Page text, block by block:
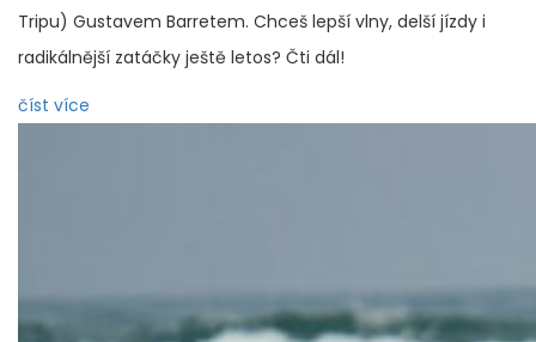
Tripu) Gustavem Barretem. Chceš lepší vlny, delší jízdy i
radikálnější zatáčky ještě letos? Čti dál!
číst více